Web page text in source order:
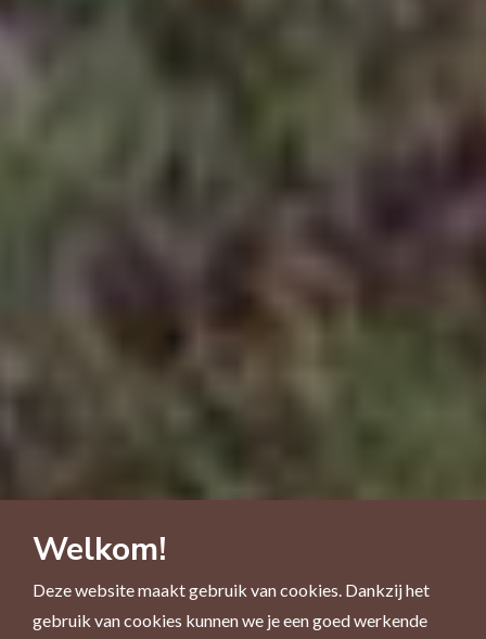
Welkom!
Deze website maakt gebruik van cookies. Dankzij het
gebruik van cookies kunnen we je een goed werkende